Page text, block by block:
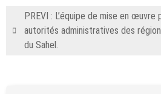
PREVI : L’équipe de mise en
autorités administratives des
du Sahel.